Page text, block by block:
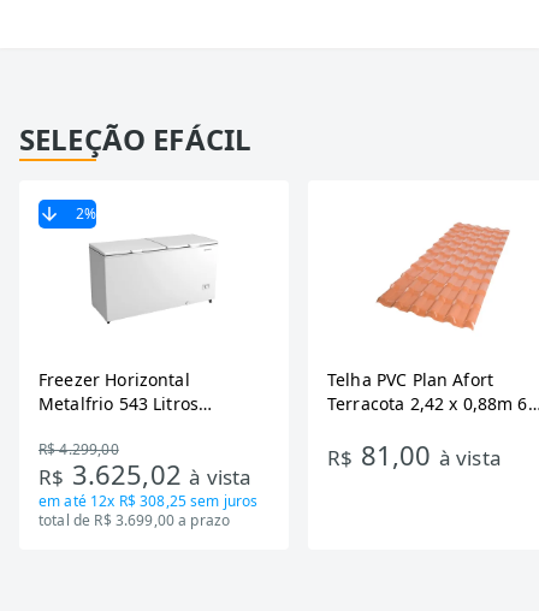
SELEÇÃO EFÁCIL
2%
Freezer Horizontal
Metalfrio 543 Litros
Tecnologia Inverter, Branco,
Bivolt
R$ 4.299,00
R$ 3.625,02à vista
em até 12x R$ 308,25sem juros
total de R$ 3.699,00 a prazo
Telha PVC Plan Afort
Terracota 2,42 x 0,88m 6
R$ 81,00 à vista